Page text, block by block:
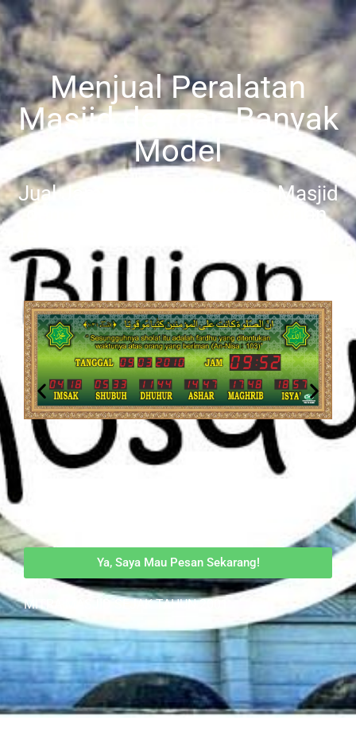
Menjual Peralatan
Masjid dengan Banyak
Model
Jual Jam Masjid dan Karpet Masjid
dengan banyak model dan varian,
Ya, Saya Mau Pesan Sekarang!
MITRA MASJID SEJAK TAHUN 2001